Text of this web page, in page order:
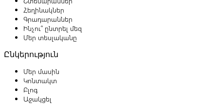
Հեղինակներ
Գրադարաններ
Ինչու՞ ընտրել մեզ
Մեր տեսլականը
Ընկերություն
Մեր մասին
Կոնտակտ
Բլոգ
Աջակցել